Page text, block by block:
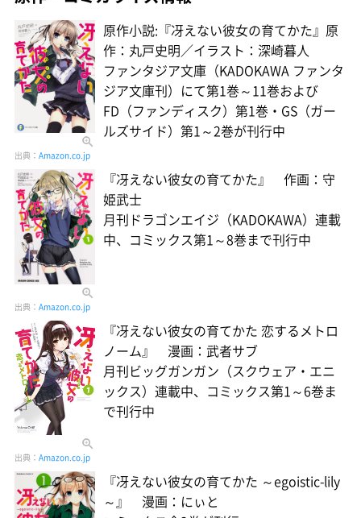
出典： Amazon.co.jp
原作小説:『冴えない彼女の育てかた』原
作：丸戸史明／イラスト：深崎暮人
ファンタジア文庫（KADOKAWA ファンタ
ジア文庫刊）にて第1巻～11巻および
FD（ファンディスク）第1巻・GS（ガー
ルズサイド）第1～2巻が刊行中
出典： Amazon.co.jp
『冴えない彼女の育てかた』 作画：守
姫武士
月刊ドラゴンエイジ（KADOKAWA）連載
中、コミックス第1～8巻まで刊行中
出典： Amazon.co.jp
『冴えない彼女の育てかた 恋するメトロ
ノーム』 漫画：武者サブ
月刊ビッグガンガン（スクウェア・エニ
ックス）連載中、コミックス第1～6巻ま
で刊行中
『冴えない彼女の育てかた ～egoistic-lily
～』 漫画：にぃと